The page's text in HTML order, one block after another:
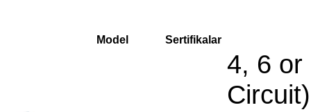
Model Sertifikalar
4, 6 or
Circuit)